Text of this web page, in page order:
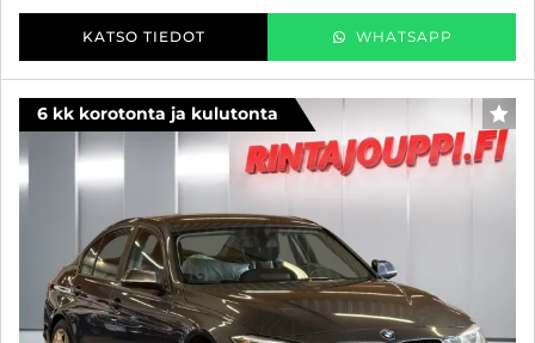
KATSO TIEDOT WHATSAPP
6 kk korotonta ja kulutonta